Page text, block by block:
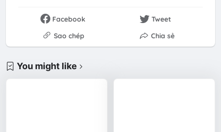
Facebook
Tweet
Sao chép
Chia sẻ
You might like